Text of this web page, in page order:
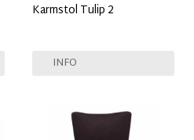
Karmstol Tulip 2
INFO